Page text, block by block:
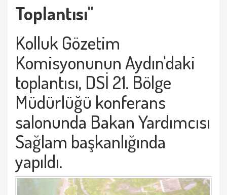
Toplantısı"
Kolluk Gözetim
Komisyonunun Aydın'daki
toplantısı, DSİ 21. Bölge
Müdürlüğü konferans
salonunda Bakan Yardımcısı
Sağlam başkanlığında
yapıldı.